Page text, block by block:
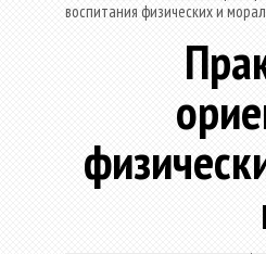
воспитания физических и